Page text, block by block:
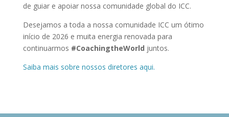
de guiar e apoiar nossa comunidade global do ICC.
Desejamos a toda a nossa comunidade ICC um ótimo
início de 2026 e muita energia renovada para
continuarmos #CoachingtheWorld juntos.
Saiba mais sobre nossos diretores aqui.